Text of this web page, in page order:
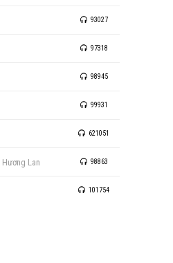
93027
97318
98945
99931
621051
Hương Lan 98863
101754